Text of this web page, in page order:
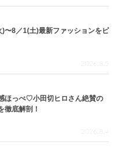
)〜8／1(土)最新ファッションをピ
2026.8.5
ほっぺ♡小田切ヒロさん絶賛の
徹底解剖！
2026.8.4